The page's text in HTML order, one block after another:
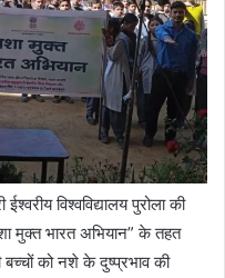
ईश्वरीय विश्वविद्यालय पुरोला की
मुक्त भारत अभियान” के तहत
को नशे के दुष्प्रभाव की